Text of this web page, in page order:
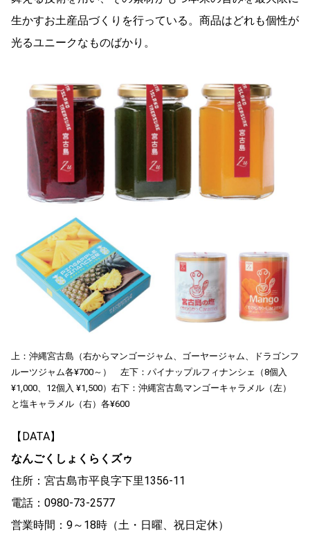
生かすお土産品づくりを行っている。商品はどれも個性が
光るユニークなものばかり。
上：沖縄宮古島（右からマンゴージャム、ゴーヤージャム、ドラゴンフ
ルーツジャム各¥700～） 左下：パイナップルフィナンシェ（8個入
¥1,000、12個入 ¥1,500）右下：沖縄宮古島マンゴーキャラメル（左）
と塩キャラメル（右）各¥600
【DATA】
なんごくしょくらくズゥ
住所：宮古島市平良字下里1356-11
電話：0980-73-2577
営業時間：9～18時（土・日曜、祝日定休）